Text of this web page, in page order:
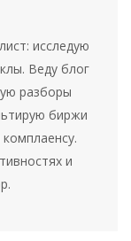
исследую
Веду блог
разборы
биржи
и